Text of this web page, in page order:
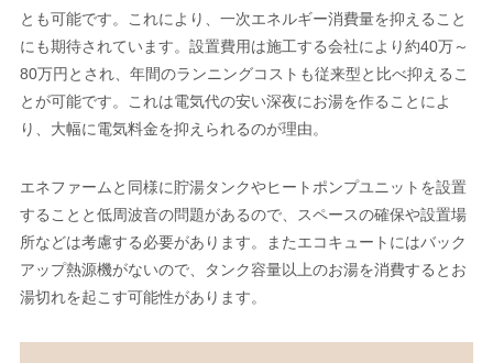
とも可能です。これにより、一次エネルギー消費量を抑えること
にも期待されています。設置費用は施工する会社により約40万～
80万円とされ、年間のランニングコストも従来型と比べ抑えるこ
とが可能です。これは電気代の安い深夜にお湯を作ることによ
り、大幅に電気料金を抑えられるのが理由。
エネファームと同様に貯湯タンクやヒートポンプユニットを設置
することと低周波音の問題があるので、スペースの確保や設置場
所などは考慮する必要があります。またエコキュートにはバック
アップ熱源機がないので、タンク容量以上のお湯を消費するとお
湯切れを起こす可能性があります。